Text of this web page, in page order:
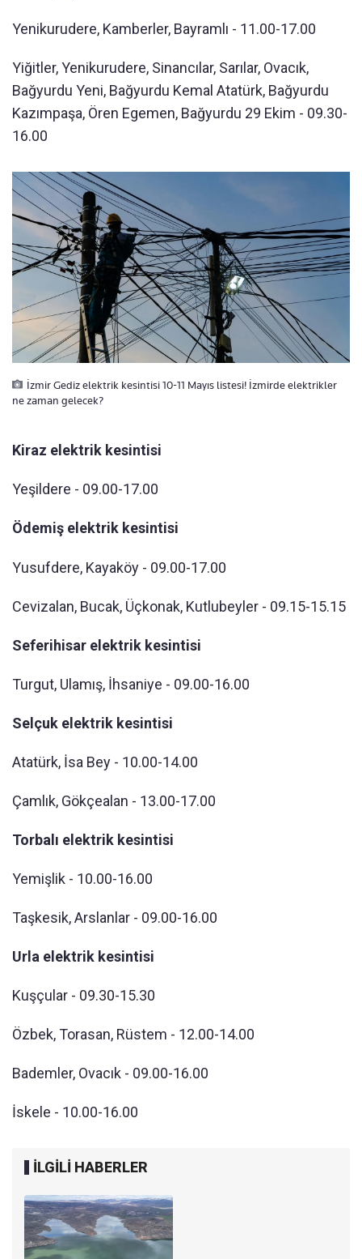
Yenikurudere, Kamberler, Bayramlı - 11.00-17.00
Yiğitler, Yenikurudere, Sinancılar, Sarılar, Ovacık,
Bağyurdu Yeni, Bağyurdu Kemal Atatürk, Bağyurdu
Kazımpaşa, Ören Egemen, Bağyurdu 29 Ekim - 09.30-
16.00
İzmir Gediz elektrik kesintisi 10-11 Mayıs listesi! İzmirde elektrikler
ne zaman gelecek?
Kiraz elektrik kesintisi
Yeşildere - 09.00-17.00
Ödemiş elektrik kesintisi
Yusufdere, Kayaköy - 09.00-17.00
Cevizalan, Bucak, Üçkonak, Kutlubeyler - 09.15-15.15
Seferihisar elektrik kesintisi
Turgut, Ulamış, İhsaniye - 09.00-16.00
Selçuk elektrik kesintisi
Atatürk, İsa Bey - 10.00-14.00
Çamlık, Gökçealan - 13.00-17.00
Torbalı elektrik kesintisi
Yemişlik - 10.00-16.00
Taşkesik, Arslanlar - 09.00-16.00
Urla elektrik kesintisi
Kuşçular - 09.30-15.30
Özbek, Torasan, Rüstem - 12.00-14.00
Bademler, Ovacık - 09.00-16.00
İskele - 10.00-16.00
İLGİLİ HABERLER